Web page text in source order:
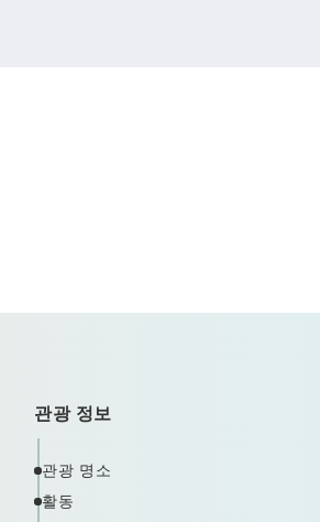
관광 정보
관광 명소
활동